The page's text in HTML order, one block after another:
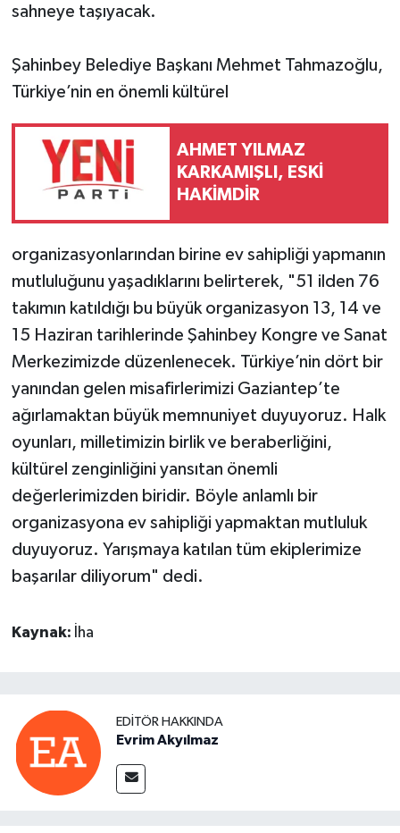
sahneye taşıyacak.
Şahinbey Belediye Başkanı Mehmet Tahmazoğlu,
Türkiye’nin en önemli kültürel
AHMET YILMAZ
KARKAMIŞLI, ESKİ
HAKİMDİR
organizasyonlarından birine ev sahipliği yapmanın
mutluluğunu yaşadıklarını belirterek, "51 ilden 76
takımın katıldığı bu büyük organizasyon 13, 14 ve
15 Haziran tarihlerinde Şahinbey Kongre ve Sanat
Merkezimizde düzenlenecek. Türkiye’nin dört bir
yanından gelen misafirlerimizi Gaziantep’te
ağırlamaktan büyük memnuniyet duyuyoruz. Halk
oyunları, milletimizin birlik ve beraberliğini,
kültürel zenginliğini yansıtan önemli
değerlerimizden biridir. Böyle anlamlı bir
organizasyona ev sahipliği yapmaktan mutluluk
duyuyoruz. Yarışmaya katılan tüm ekiplerimize
başarılar diliyorum" dedi.
Kaynak: İha
EDITÖR HAKKINDA
Evrim Akyılmaz